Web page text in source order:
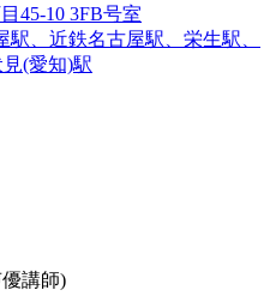
45-10 3FB号室
、近鉄名古屋駅、栄生駅、
(愛知)駅
講師)